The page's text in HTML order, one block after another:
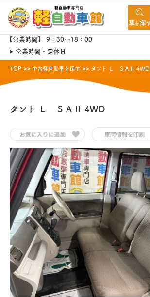
【営業時間】 9：30～18：00
営業時間・定休日
TOP 中古軽自動車を探す タント Ｌ ＳＡⅡ 4WD
タント Ｌ ＳＡⅡ 4WD